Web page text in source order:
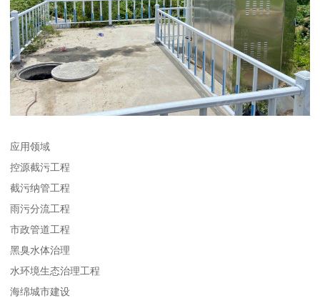
应用领域
控源截污工程
截污纳管工程
雨污分流工程
市政管道工程
黑臭水体治理
水环境生态治理工程
海绵城市建设